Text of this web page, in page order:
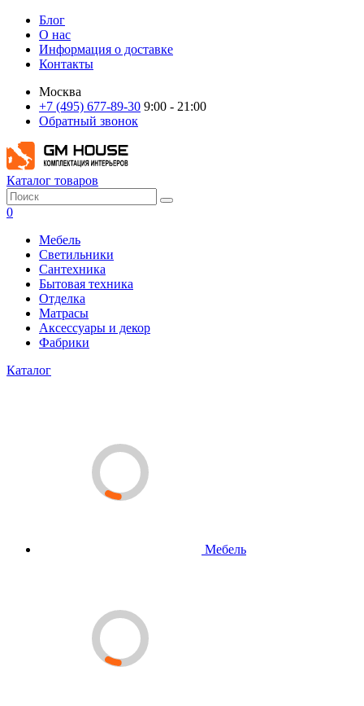
Блог
О нас
Информация о доставке
Контакты
Москва
+7 (495) 677-89-30 9:00 - 21:00
Обратный звонок
Каталог товаров
0
Мебель
Светильники
Сантехника
Бытовая техника
Отделка
Матрасы
Аксессуары и декор
Фабрики
Каталог
Мебель